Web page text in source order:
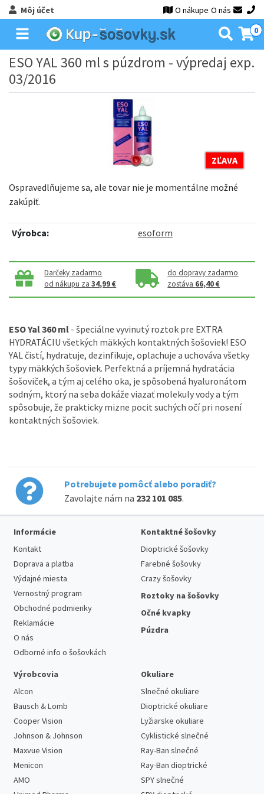
Môj účet O nákupe O nás
0
ESO YAL 360 ml s púzdrom - výpredaj exp.
03/2016
ZĽAVA
Ospravedlňujeme sa, ale tovar nie je momentálne možné
zakúpiť.
Výrobca: esoform
Darčeky zadarmo
od nákupu za34,99 €
do dopravy zadarmo
zostáva 66,40 €
ESO Yal 360 ml - špeciálne vyvinutý roztok pre EXTRA
HYDRATÁCIU všetkých mäkkých kontaktných šošoviek! ESO
YAL čistí, hydratuje, dezinfikuje, oplachuje a uchováva všetky
typy mäkkých šošoviek. Perfektná a príjemná hydratácia
šošoviček, a tým aj celého oka, je spôsobená hyaluronátom
sodným, ktorý na seba dokáže viazať molekuly vody a tým
spôsobuje, že prakticky mizne pocit suchých očí pri nosení
kontaktných šošoviek.
Potrebujete pomôcť alebo poradiť?
Zavolajte nám na 232 101 085.
Informácie
Kontakt
Doprava a platba
Výdajné miesta
Vernostný program
Obchodné podmienky
Reklamácie
O nás
Odborné info o šošovkách
Kontaktné šošovky
Dioptrické šošovky
Farebné šošovky
Crazy šošovky
Roztoky na šošovky
Očné kvapky
Púzdra
Výrobcovia
Alcon
Bausch & Lomb
Cooper Vision
Johnson & Johnson
Maxvue Vision
Menicon
AMO
Okuliare
Slnečné okuliare
Dioptrické okuliare
Lyžiarske okuliare
Cyklistické slnečné
Ray-Ban slnečné
Ray-Ban dioptrické
SPY slnečné